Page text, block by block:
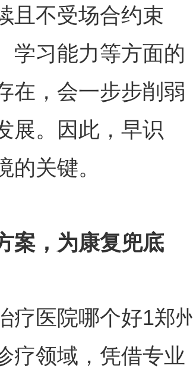
且不受场合约束
学习能力等方面的
在，会一步步削弱
展。因此，早识
关键。
案，为康复兜底
医院哪个好1郑州
疗领域，凭借专业